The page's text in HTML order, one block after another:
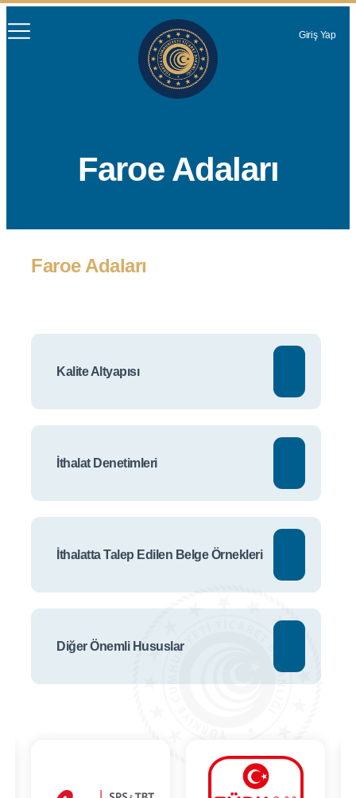
Giriş Yap
Faroe Adaları
Kalite Altyapısı
İthalat Denetimleri
İthalatta Talep Edilen Belge Örnekleri
Diğer Önemli Hususlar
Faroe Adaları